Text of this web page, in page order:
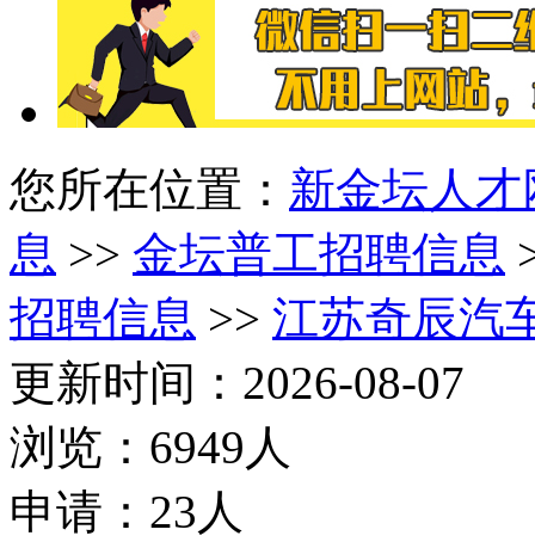
您所在位置： 新金坛人才
息 >> 金坛普工招聘信息
招聘信息 >> 江苏奇辰汽
更新时间：2026-08-07
浏览：6949人
申请：23人